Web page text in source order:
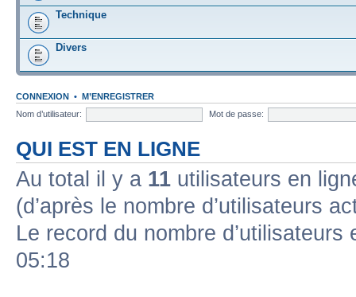
Technique
Divers
CONNEXION • M’ENREGISTRER
Nom d’utilisateur:
Mot de passe:
QUI EST EN LIGNE
Au total il y a 11 utilisateurs en
(d’après le nombre d’utilisateurs
Le record du nombre
05:18